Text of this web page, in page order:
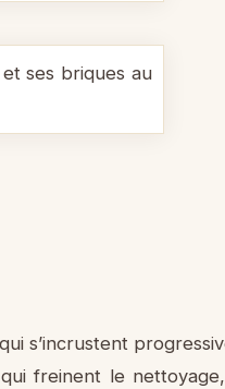
s’incrustent
qui freinent le